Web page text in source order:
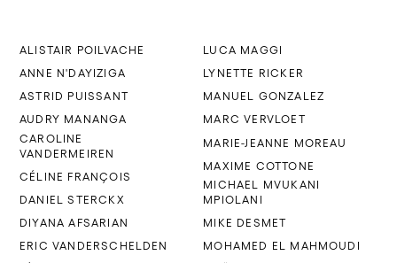
ALISTAIR POILVACHE
ANNE N'DAYIZIGA
ASTRID PUISSANT
AUDRY MANANGA
CAROLINE
VANDERMEIREN
CÉLINE FRANÇOIS
DANIEL STERCKX
DIYANA AFSARIAN
ERIC VANDERSCHELDEN
LUCA MAGGI
LYNETTE RICKER
MANUEL GONZALEZ
MARC VERVLOET
MARIE-JEANNE MOREAU
MAXIME COTTONE
MICHAEL MVUKANI
MPIOLANI
MIKE DESMET
MOHAMED EL MAHMOUDI